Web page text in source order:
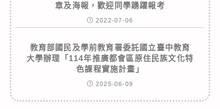
章及海報，歡迎同學踴躍報考
2022-07-06
教育部國民及學前教育署委託國立臺中教育
大學辦理「114年推廣都會區原住民族文化特
色課程實施計畫」
2025-06-09